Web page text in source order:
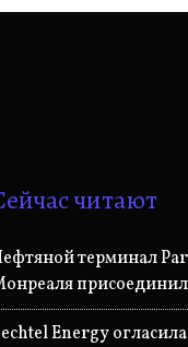
читают
терминал
Energy